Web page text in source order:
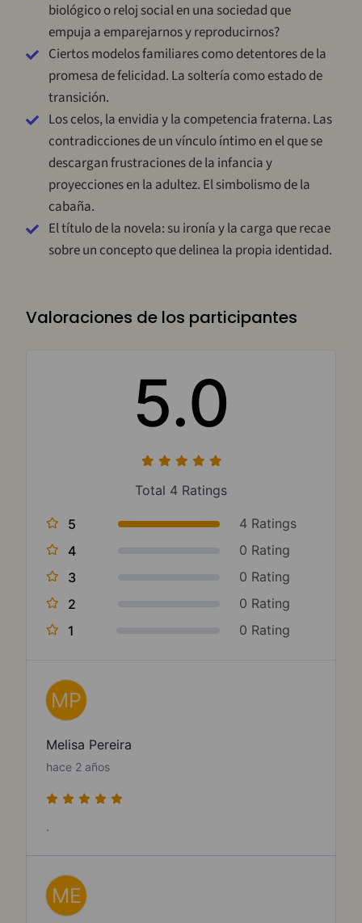
biológico o reloj social en una sociedad que
empuja a emparejarnos y reproducirnos?
Ciertos modelos familiares como detentores de la
promesa de felicidad. La soltería como estado de
transición.
Los celos, la envidia y la competencia fraterna. Las
contradicciones de un vínculo íntimo en el que se
descargan frustraciones de la infancia y
proyecciones en la adultez. El simbolismo de la
cabaña.
El título de la novela: su ironía y la carga que recae
sobre un concepto que delinea la propia identidad.
Valoraciones de los participantes
5.0
Total 4 Ratings
5
4 Ratings
4
0 Rating
3
0 Rating
2
0 Rating
1
0 Rating
MP
Melisa Pereira
hace 2 años
.
ME